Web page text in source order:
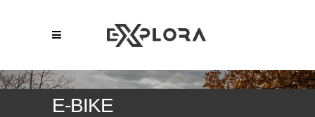
E-BIKE